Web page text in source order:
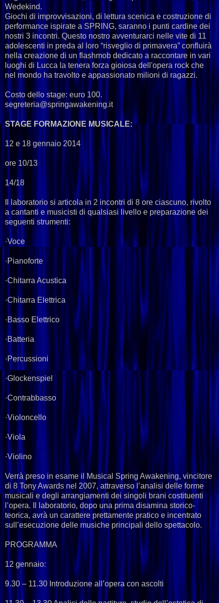
Wedekind.
Giochi di improvvisazioni, di lettura scenica e costruzione di
performance ispirate a SPRING, saranno i punti cardine dei
nostri 3 incontri. Questo nostro avventurarci nelle vite di 11
adolescenti in preda al loro “risveglio di primavera” confluirà
nella creazione di un flashmob dedicato a raccontare in vari
luoghi di Lucca la tenera forza gioiosa dell'opera rock che
nel mondo ha travolto e appassionato milioni di ragazzi.
Costo dello stage: euro 100.
segreteria@springawakening.it
STAGE FORMAZIONE MUSICALE:
12 e 18 gennaio 2014
ore 10/13
14/18
Il laboratorio si articola in 2 incontri di 8 ore ciascuno, rivolto
a cantanti e musicisti di qualsiasi livello e preparazione dei
seguenti strumenti:
·Voce
·Pianoforte
·Chitarra Acustica
·Chitarra Elettrica
·Basso Elettrico
·Batteria
·Percussioni
·Glockenspiel
·Contrabbasso
·Violoncello
·Viola
·Violino
Verrà preso in esame il Musical Spring Awakening, vincitore
di 8 Tony Awards nel 2007, attraverso l’analisi delle forme
musicali e degli arrangiamenti dei singoli brani costituenti
l’opera. Il laboratorio, dopo una prima disamina storico-
teorica, avrà un carattere prettamente pratico e incentrato
sull’esecuzione delle musiche principali dello spettacolo.
PROGRAMMA
12 gennaio:
9.30 – 11.30 Introduzione all’opera con ascolti